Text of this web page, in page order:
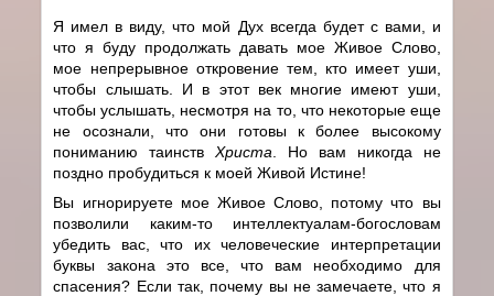
Я имел в виду, что мой Дух всегда будет с вами, и
что я буду продолжать давать мое Живое Слово,
мое непрерывное откровение тем, кто имеет уши,
чтобы слышать. И в этот век многие имеют уши,
чтобы услышать, несмотря на то, что некоторые еще
не осознали, что они готовы к более высокому
пониманию таинствХриста . Но вам никогда не
поздно пробудиться к моей Живой Истине!
Вы игнорируете мое Живое Слово, потому что вы
позволили каким-то интеллектуалам-богословам
убедить вас, что их человеческие интерпретации
буквы закона это все, что вам необходимо для
спасения? Если так, почему вы не замечаете, что я